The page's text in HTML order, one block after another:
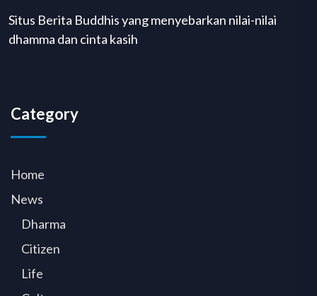
Situs Berita Buddhis yang menyebarkan nilai-nilai
dhamma dan cinta kasih
Category
Home
News
Dharma
Citizen
Life